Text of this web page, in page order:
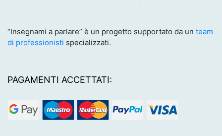
“Insegnami a parlare” è un progetto supportato da un team
di professionisti specializzati.
PAGAMENTI ACCETTATI: